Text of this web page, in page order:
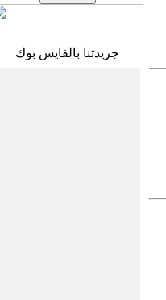
جريدتنا بالفايس بوك